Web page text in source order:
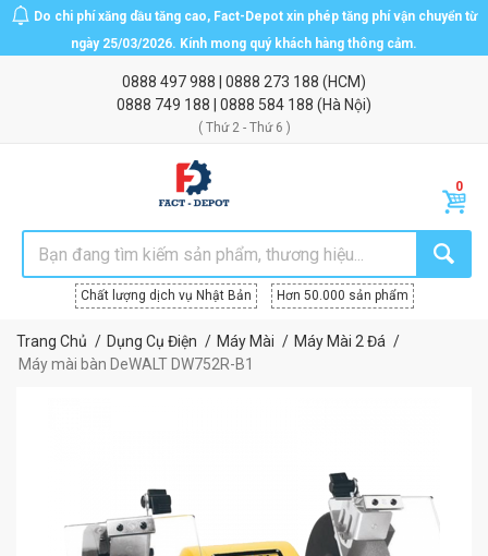
Do chi phí xăng dầu tăng cao, Fact-Depot xin phép tăng phí vận chuyển từ
ngày 25/03/2026. Kính mong quý khách hàng thông cảm.
0888 497 988 0888 273 188 (HCM)
0888 749 188
0888 584 188 (Hà Nội)
( Thứ 2 - Thứ 6 )
Chất lượng dịch vụ Nhật Bản Hơn 50.000 sản phẩm
Trang Chủ Dụng Cụ Điện Máy Mài
Máy Mài 2 Đá
Máy mài bàn DeWALT DW752R-B1